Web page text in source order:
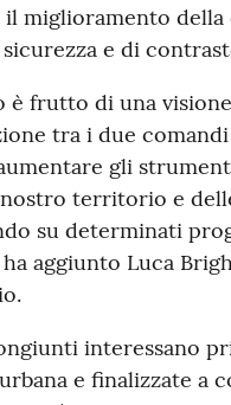
il miglioramento
e di
è frutto di una
tra i due
gli
territorio e
su determinati
aggiunto Luca
interessano
e finalizzate a